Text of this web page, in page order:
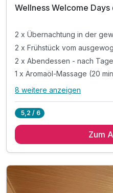
202
Wellness Welcome
2 x Übernachtung in der
2 x Frühstück vom
2 x Abendessen - nach
1 x Aromaöl-Massage (20
Alle Inklusivleistungen
2 x Frühstück vom
1 x Begrüßungscocktail
1 x Bernstein-Souvenir als
8 weitere anzeigen
5,2 / 6
Zum